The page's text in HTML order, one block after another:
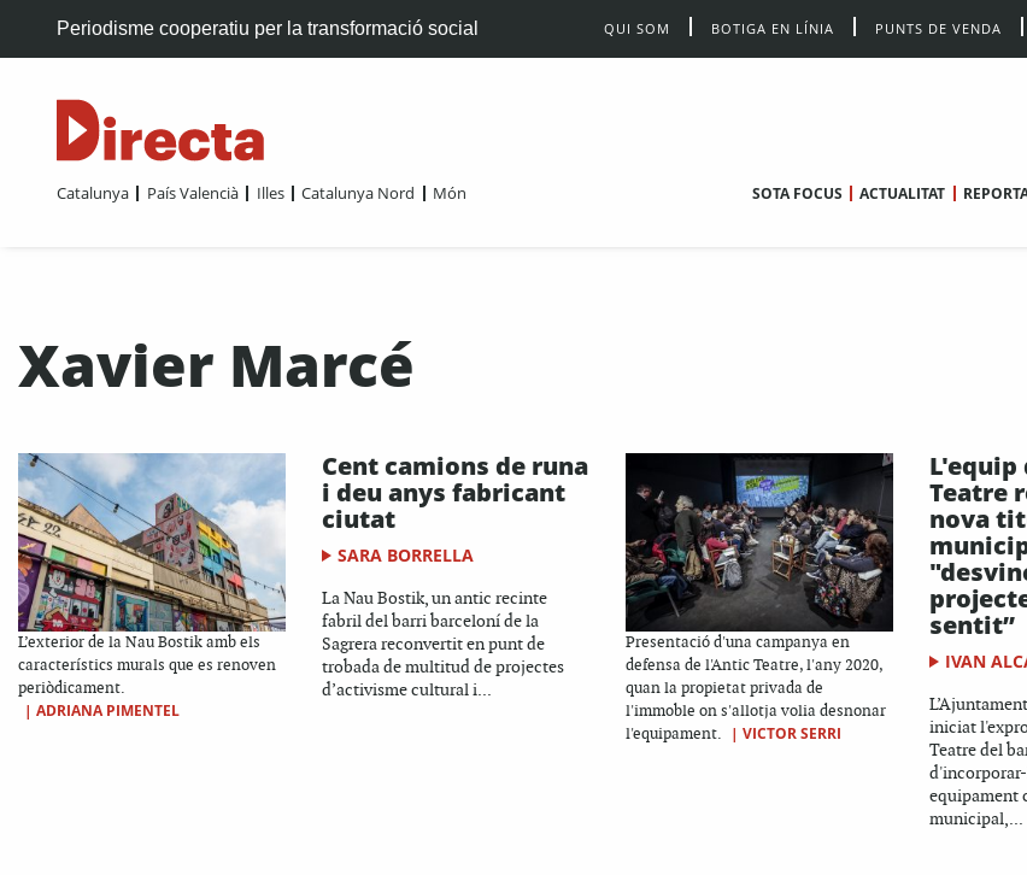
Periodisme cooperatiu per la transformació social QUI SOM BOTIGA EN LÍNIA PUNTS DE VENDA
Catalunya País Valencià Illes Catalunya Nord Món SOTA FOCUS ACTUALITAT
Xavier Marcé
L’exterior de la Nau Bostik amb els
característics murals que es renoven
periòdicament.
| ADRIANA PIMENTEL
Cent camions de runa
i deu anys fabricant
ciutat
SARA BORRELLA
La Nau Bostik, un antic recinte
fabril del barri barceloní de la
Sagrera reconvertit en punt de
trobada de multitud de projectes
d’activisme cultural i...
Presentació d'una campanya en
defensa de l'Antic Teatre, l'any 2020,
quan la propietat privada de
l'immoble on s'allotja volia desnonar
l'equipament.
| VICTOR SERRI
L'equip
Teatre
nova
sentit”
IVAN
iniciat
Teatre del
equipament
municipal,...